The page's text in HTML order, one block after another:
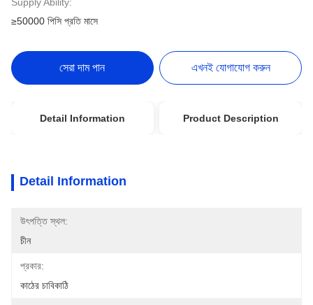
≥50000 পিসি প্রতি মাসে
সেরা দাম পান এখনই যোগাযোগ করুন
Detail Information Product Description
Detail Information
উৎপত্তি স্থল:
চীন
প্রকার:
কাঠের চাবিকাঠি